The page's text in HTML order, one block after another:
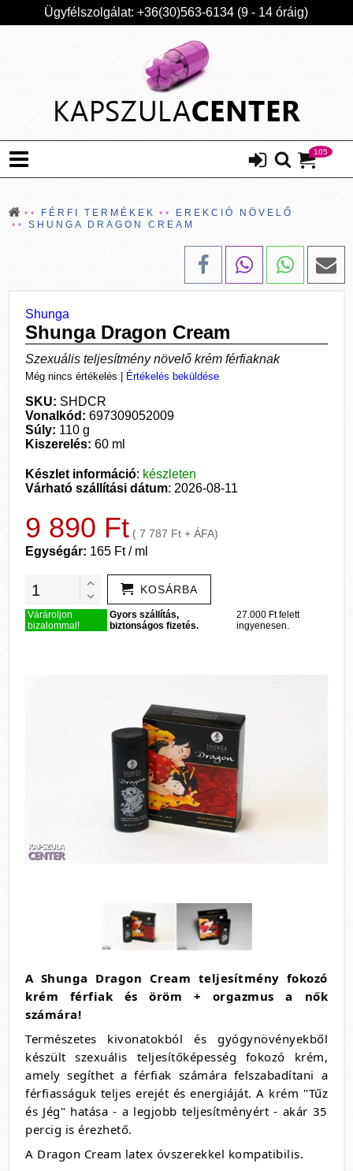
Ügyfélszolgálat: +36(30)563-6134 (9 - 14 óráig)
105
FÉRFI TERMÉKEK
EREKCIÓ NÖVELŐ
SHUNGA DRAGON CREAM
Shunga
Shunga Dragon Cream
Szexuális teljesítmény növelő krém férfiaknak
Még nincs értékelés Értékelés beküldése
SKU: SHDCR
Vonalkód: 697309052009
Súly: 110 g
Kiszerelés: 60 ml
Készlet információ: készleten
Várható szállítási dátum: 2026-08-11
9 890 Ft ( 7 787 Ft + ÁFA)
Egységár: 165 Ft / ml
KOSÁRBA
Várároljon
bizalommal!
Gyors szállítás,
biztonságos fizetés.
27.000 Ft felett
ingyenesen.
A Shunga Dragon Cream teljesítmény fokozó
krém férfiak és öröm + orgazmus a nők
számára!
Természetes kivonatokból és gyógynövényekből
készült szexuális teljesítőképesség fokozó krém,
amely segíthet a férfiak számára felszabadítani a
férfiasságuk teljes erejét és energiáját. A krém "Tűz
és Jég" hatása - a legjobb teljesítményért - akár 35
percig is érezhető.
A Dragon Cream latex óvszerekkel kompatibilis.